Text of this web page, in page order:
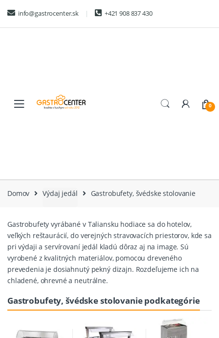
navigation
content
info@gastrocenter.sk +421 908 837 430
0
Domov Výdaj jedál Gastrobufety, švédske stolovanie
Gastrobufety vyrábané v Taliansku hodiace sa do hotelov,
veľkých reštaurácií, do verejných stravovacích priestorov, kde sa
pri výdaji a servírovaní jedál kladú dôraz aj na image. Sú
vyrobené z kvalitných materiálov, pomocou dreveného
prevedenia je dosiahnutý pekný dizajn. Rozdeľujeme ich na
chladené, ohrevné a neutrálne.
Gastrobufety, švédske stolovanie podkategórie